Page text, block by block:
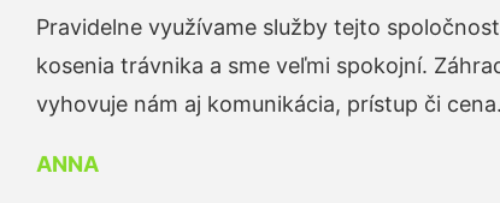
Pravidelne využívame služby tejto
kosenia trávnika a sme veľmi spokojní.
vyhovuje nám aj komunikácia, prístup či
ANNA